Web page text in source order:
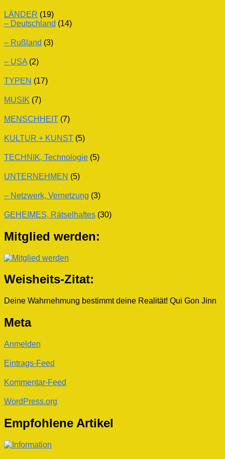
LÄNDER (19)
– Deutschland (14)
– Rußland (3)
– USA (2)
TYPEN (17)
MUSIK (7)
MENSCHHEIT (7)
KULTUR + KUNST (5)
TECHNIK, Technologie (5)
UNTERNEHMEN (5)
– Netzwerk, Vernetzung (3)
GEHEIMES, Rätselhaftes (30)
Mitglied werden:
Weisheits-Zitat:
Deine Wahrnehmung bestimmt deine Realität! Qui Gon Jinn
Meta
Anmelden
Eintrags-Feed
Kommentar-Feed
WordPress.org
Empfohlene Artikel